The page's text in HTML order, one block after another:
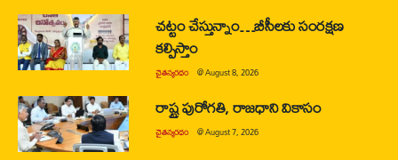
చట్టం చేస్తున్నాం…బీసీలకు సంరక్షణ
కల్పిస్తాం
చైతన్యరధం @August 8, 2026
రాష్ట్ర పురోగతి, రాజధాని వికాసం
చైతన్యరధం @August 7, 2026